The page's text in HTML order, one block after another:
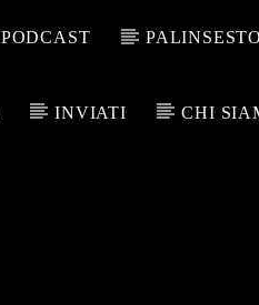
PODCAST PALINSESTO
INVIATI CHI